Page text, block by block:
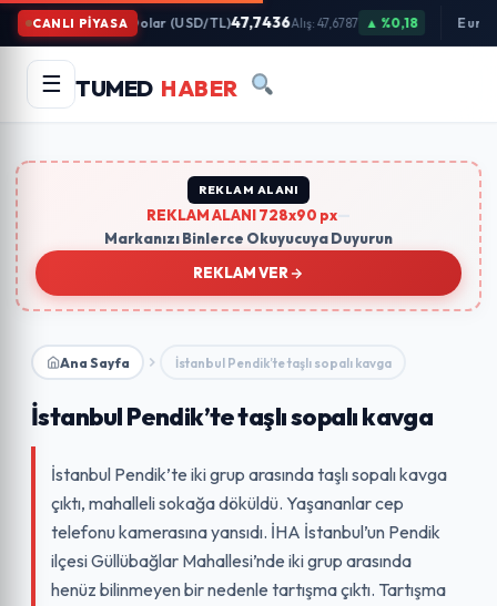
İçeriğe
Atla
CANLI PİYASADolar (USD/TL)47,7436Alış: 47,6787 ▲ %0,18 Euro
☰ TUMED HABER
Arama
yapın:
REKLAM ALANI
REKLAM ALANI 728x90 px
Markanızı Binlerce Okuyucuya Duyurun
REKLAM VER
Ana Sayfa İstanbul Pendik’te taşlı sopalı kavga
İstanbul Pendik’te taşlı sopalı kavga
İstanbul Pendik’te iki grup arasında taşlı sopalı kavga
çıktı, mahalleli sokağa döküldü. Yaşananlar cep
telefonu kamerasına yansıdı. İHA İstanbul’un Pendik
ilçesi Güllübağlar Mahallesi’nde iki grup arasında
henüz bilinmeyen bir nedenle tartışma çıktı. Tartışma